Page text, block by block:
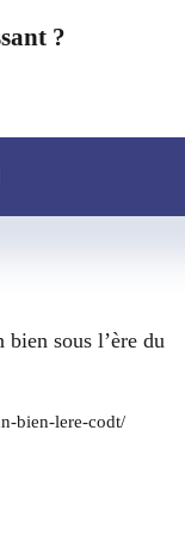
?
sous l’ère du
bien-lere-codt/